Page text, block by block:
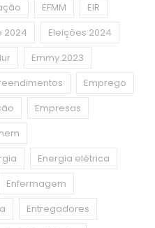
EFMM
EIR
2024
Eleições 2024
Emmy 2023
Emprego
Empresas
Energia elétrica
Enfermagem
Entregadores